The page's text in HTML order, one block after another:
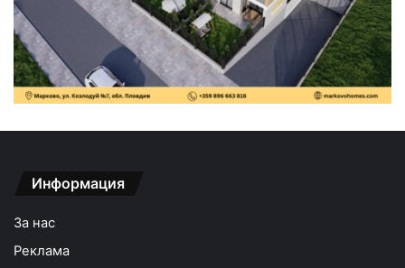
Информация
За нас
Реклама